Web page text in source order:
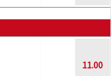
11.00